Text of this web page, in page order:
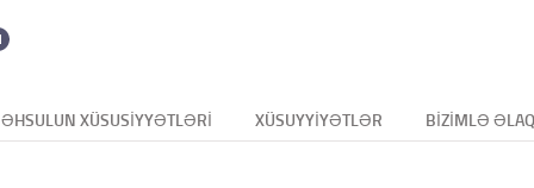
XÜSUSIYYƏTLƏRI XÜSUYYIYƏTLƏR BIZIMLƏ